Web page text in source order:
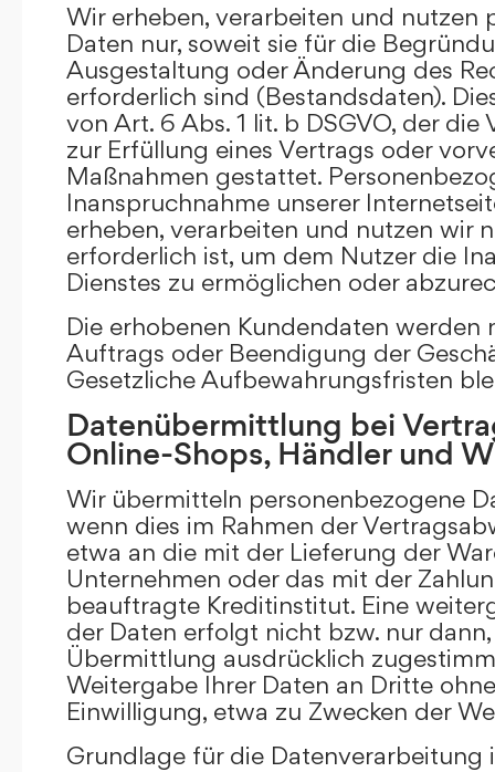
Wir erheben, verarbeiten und nutzen
Daten nur, soweit sie für die
Ausgestaltung oder Änderung des
erforderlich sind (Bestandsdaten).
von Art. 6 Abs. 1 lit. b DSGVO, der
zur Erfüllung eines Vertrags oder
Maßnahmen gestattet.
Inanspruchnahme unserer
erheben, verarbeiten und nutzen wir
erforderlich ist, um dem Nutzer die
Dienstes zu ermöglichen oder
Die erhobenen Kundendaten werden
Auftrags oder Beendigung der
Gesetzliche Aufbewahrungsfristen
Datenübermittlung bei
Online-Shops, Händler und
Wir übermitteln personenbezogene
wenn dies im Rahmen der
etwa an die mit der Lieferung der
Unternehmen oder das mit der
beauftragte Kreditinstitut. Eine
der Daten erfolgt nicht bzw. nur
Übermittlung ausdrücklich
Weitergabe Ihrer Daten an Dritte
Einwilligung, etwa zu Zwecken der
Grundlage für die Datenverarbeitung